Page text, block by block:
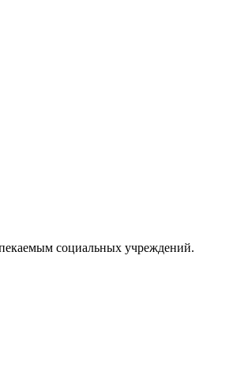
социальных учреждений.